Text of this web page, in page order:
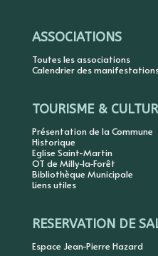
ASSOCIATIONS
Toutes les associations
Calendrier des
TOURISME &
Présentation de la Commune
Historique
Eglise Saint-Martin
OT de Milly-la-Forêt
Bibliothèque Municipale
Liens utiles
RESERVATION DE
Espace Jean-Pierre Hazard